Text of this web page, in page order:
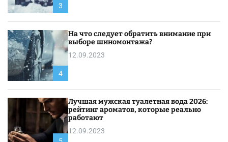
3
4
На что следует обратить внимание при
выборе шиномонтажа?
12.09.2023
Лучшая мужская туалетная вода 2026:
рейтинг ароматов, которые реально
работают
12.09.2023